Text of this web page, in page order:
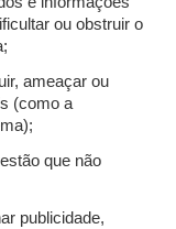
ou obstruir o
ameaçar ou
(como a
que não
publicidade,